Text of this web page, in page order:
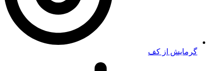
گرمایش از کف